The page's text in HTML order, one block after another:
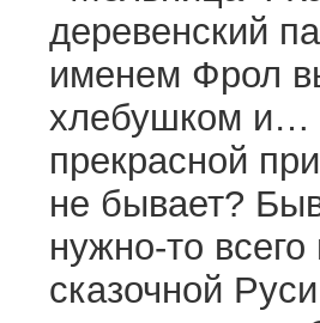
деревенский
именем Фрол
хлебушком и…
прекрасной
не бывает?
нужно-то
сказочной